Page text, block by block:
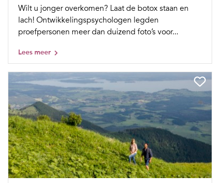
Wilt u jonger overkomen? Laat de botox staan en
lach! Ontwikkelingspsychologen legden
proefpersonen meer dan duizend foto’s voor...
Lees meer